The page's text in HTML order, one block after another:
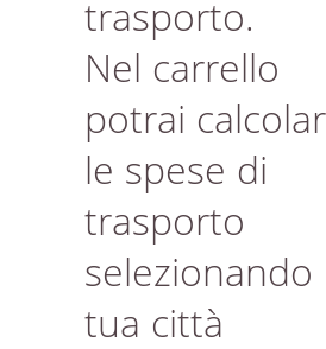
trasporto.
Nel carrello
potrai
le spese di
trasporto
selezionando
tua città